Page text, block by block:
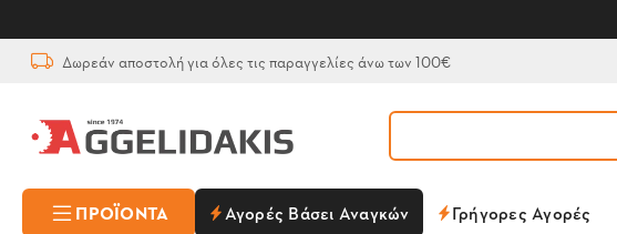
Δωρεάν αποστολή για όλες τις παραγγελίες άνω των 100€
ΠΡΟΪΌΝΤΑ Αγορές Βάσει Αναγκών Γρήγορες Αγορές